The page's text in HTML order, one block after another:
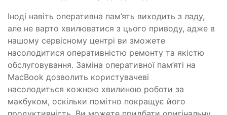
Іноді навіть оперативна пам’ять виходить з ладу,
але не варто хвилюватися з цього приводу, адже в
нашому сервісному центрі ви зможете
насолодитися оперативністю ремонту та якістю
обслуговування. Заміна оперативної пам’яті на
MacBook дозволить користувачеві
насолодиться кожною хвилиною роботи за
макбуком, оскільки помітно покращує його